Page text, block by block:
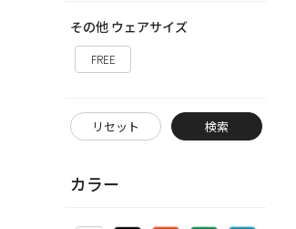
その他 ウェアサイズ
FREE
リセット 検索
カラー